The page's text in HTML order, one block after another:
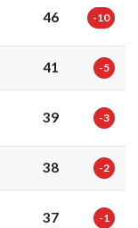
46 -10
41 -5
39 -3
38 -2
37 -1